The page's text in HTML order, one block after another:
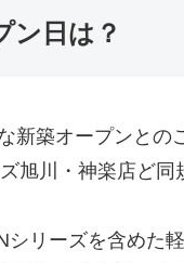
ン日は？
新築オープンとの
旭川・神楽店ど同
リーズを含めた